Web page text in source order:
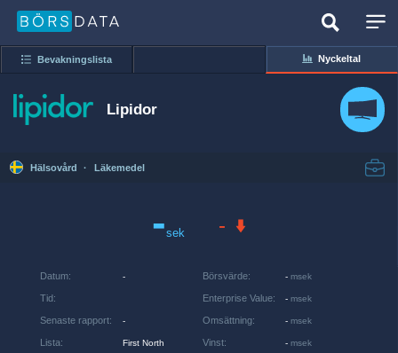
Bevakningslista Nyckeltal
Lipidor
Hälsovård · Läkemedel
-sek -
Datum: -
Tid:
Senaste rapport: -
Lista: First North
Börsvärde: - msek
Enterprise Value: - msek
Omsättning: - msek
Vinst: - msek